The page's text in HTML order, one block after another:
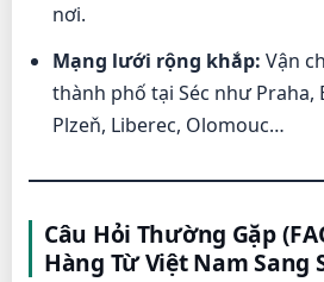
nơi.
Mạng lưới rộng khắp: Vận
thành phố tại Séc như Praha,
Plzeň, Liberec, Olomouc…
Câu Hỏi Thường Gặp
Hàng Từ Việt Nam Sang